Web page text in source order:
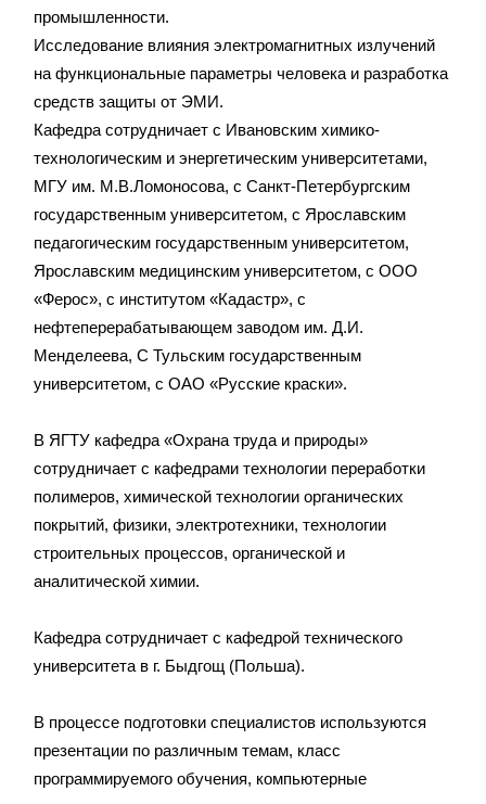
промышленности.
Исследование влияния электромагнитных излучений
на функциональные параметры человека и разработка
средств защиты от ЭМИ.
Кафедра сотрудничает с Ивановским химико-
технологическим и энергетическим университетами,
МГУ им. М.В.Ломоносова, с Санкт-Петербургским
государственным университетом, с Ярославским
педагогическим государственным университетом,
Ярославским медицинским университетом, с ООО
«Ферос», с институтом «Кадастр», с
нефтеперерабатывающем заводом им. Д.И.
Менделеева, С Тульским государственным
университетом, с ОАО «Русские краски».
В ЯГТУ кафедра «Охрана труда и природы»
сотрудничает с кафедрами технологии переработки
полимеров, химической технологии органических
покрытий, физики, электротехники, технологии
строительных процессов, органической и
аналитической химии.
Кафедра сотрудничает с кафедрой технического
университета в г. Быдгощ (Польша).
В процессе подготовки специалистов используются
презентации по различным темам, класс
программируемого обучения, компьютерные